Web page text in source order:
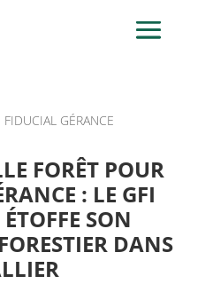
FIDUCIAL GÉRANCE
FORÊT POUR
: LE GFI
SON
DANS